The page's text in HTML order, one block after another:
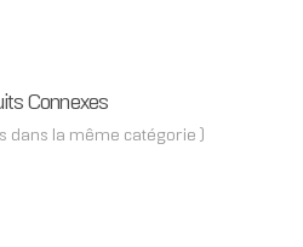
Connexes
dans la même catégorie )